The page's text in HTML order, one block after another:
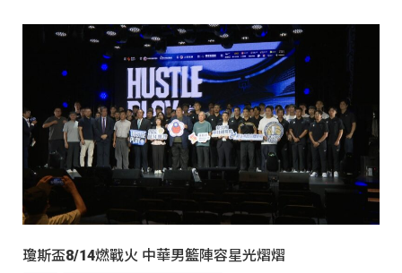
瓊斯盃8/14燃戰火 中華男籃陣容星光熠熠